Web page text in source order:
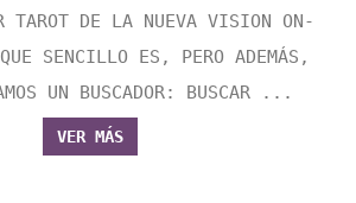
TAROT DE LA NUEVA VISION ON-
SENCILLO ES, PERO ADEMÁS,
UN BUSCADOR: BUSCAR ...
VER MÁS